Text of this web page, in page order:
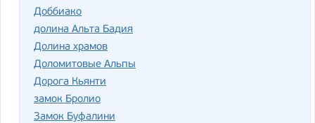
Доббиако
долина Альта Бадия
Долина храмов
Доломитовые Альпы
Дорога Кьянти
замок Бролио
Замок Буфалини